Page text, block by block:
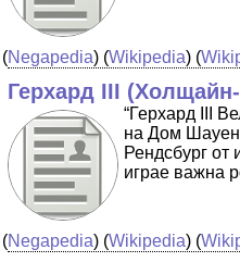
(Negapedia) (Wikipedia) (
Герхард III
“Герхард III
на Дом
Рендсбург от
играе важна
(Negapedia) (Wikipedia) (